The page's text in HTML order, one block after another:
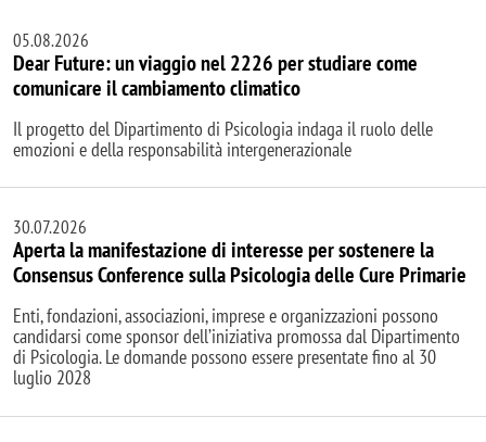
05.08.2026
Dear Future: un viaggio nel 2226 per studiare come
comunicare il cambiamento climatico
Il progetto del Dipartimento di Psicologia indaga il ruolo delle
emozioni e della responsabilità intergenerazionale
30.07.2026
Aperta la manifestazione di interesse per sostenere la
Consensus Conference sulla Psicologia delle Cure Primarie
Enti, fondazioni, associazioni, imprese e organizzazioni possono
candidarsi come sponsor dell’iniziativa promossa dal Dipartimento
di Psicologia. Le domande possono essere presentate fino al 30
luglio 2028